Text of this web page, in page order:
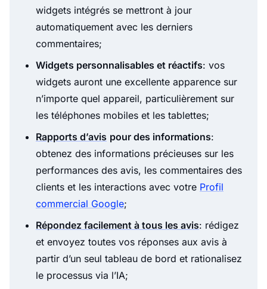
widgets intégrés se mettront à jour
automatiquement avec les derniers
commentaires;
Widgets personnalisables et réactifs: vos
widgets auront une excellente apparence sur
n’importe quel appareil, particulièrement sur
les téléphones mobiles et les tablettes;
Rapports d’avis pour des informations:
obtenez des informations précieuses sur les
performances des avis, les commentaires des
clients et les interactions avec votre Profil
commercial Google;
Répondez facilement à tous les avis: rédigez
et envoyez toutes vos réponses aux avis à
partir d’un seul tableau de bord et rationalisez
le processus via l’IA;